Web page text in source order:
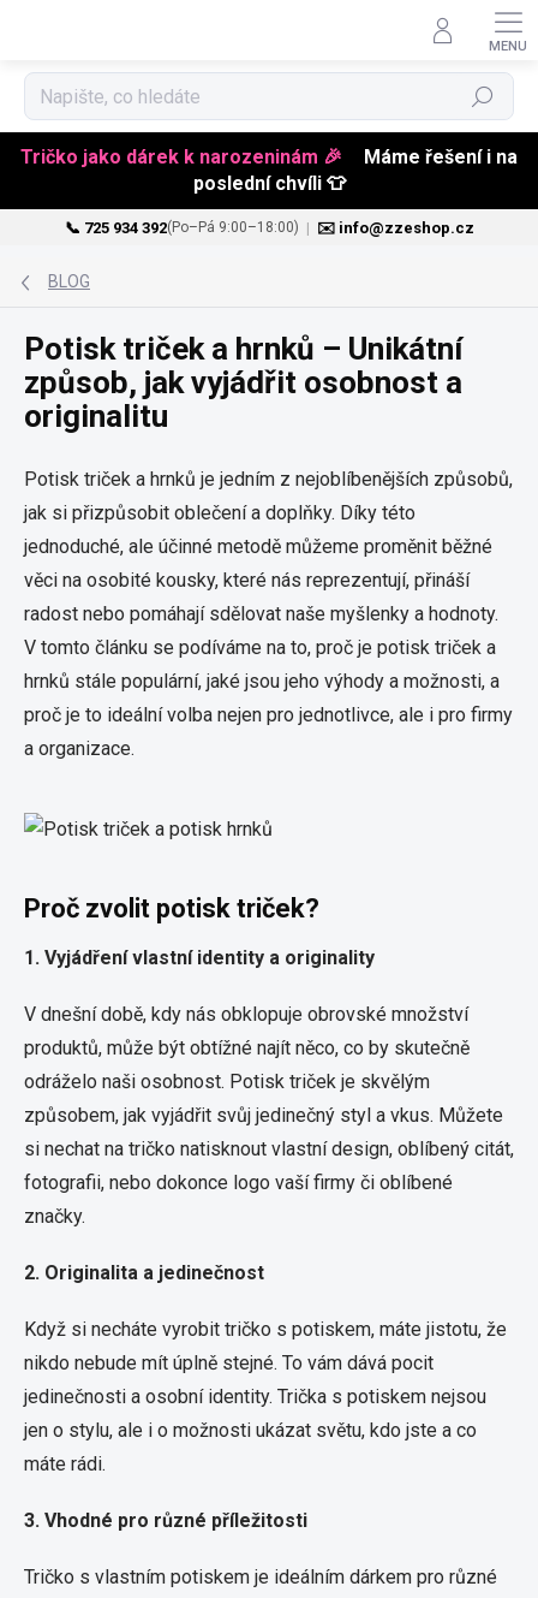
Tričko jako dárek k narozeninám 🎉
Máme řešení i na
poslední chvíli 👕
📞 725 934 392(Po–Pá 9:00–18:00) | ✉️ info@zzeshop.cz
Hledat
BLOG
Potisk triček a hrnků – Unikátní
způsob, jak vyjádřit osobnost a
originalitu
Potisk triček a hrnků je jedním z nejoblíbenějších způsobů,
jak si přizpůsobit oblečení a doplňky. Díky této
jednoduché, ale účinné metodě můžeme proměnit běžné
věci na osobité kousky, které nás reprezentují, přináší
radost nebo pomáhají sdělovat naše myšlenky a hodnoty.
V tomto článku se podíváme na to, proč je potisk triček a
hrnků stále populární, jaké jsou jeho výhody a možnosti, a
proč je to ideální volba nejen pro jednotlivce, ale i pro firmy
a organizace.
Proč zvolit potisk triček?
1. Vyjádření vlastní identity a originality
V dnešní době, kdy nás obklopuje obrovské množství
produktů, může být obtížné najít něco, co by skutečně
odráželo naši osobnost. Potisk triček je skvělým
způsobem, jak vyjádřit svůj jedinečný styl a vkus. Můžete
si nechat na tričko natisknout vlastní design, oblíbený citát,
fotografii, nebo dokonce logo vaší firmy či oblíbené
značky.
2. Originalita a jedinečnost
Když si necháte vyrobit tričko s potiskem, máte jistotu, že
nikdo nebude mít úplně stejné. To vám dává pocit
jedinečnosti a osobní identity. Trička s potiskem nejsou
jen o stylu, ale i o možnosti ukázat světu, kdo jste a co
máte rádi.
3. Vhodné pro různé příležitosti
Tričko s vlastním potiskem je ideálním dárkem pro různé